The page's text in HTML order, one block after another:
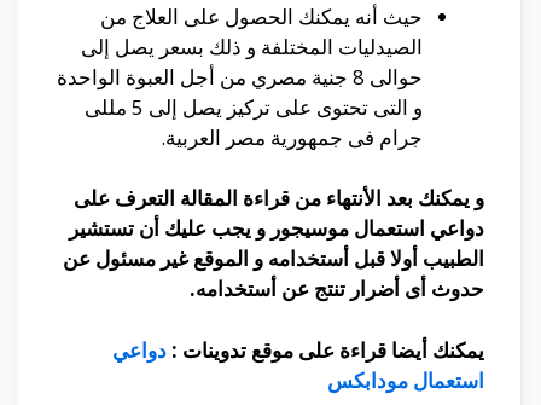
حيث أنه يمكنك الحصول على العلاج من
الصيدليات المختلفة و ذلك بسعر يصل إلى
حوالى 8 جنية مصري من أجل العبوة الواحدة
و التى تحتوى على تركيز يصل إلى 5 مللى
جرام فى جمهورية مصر العربية.
و يمكنك بعد الأنتهاء من قراءة المقالة التعرف على
دواعي استعمال موسيجور و يجب عليك أن تستشير
الطبيب أولا قبل أستخدامه و الموقع غير مسئول عن
حدوث أى أضرار تنتج عن أستخدامه.
يمكنك أيضا قراءة على موقع تدوينات : دواعي
استعمال مودابكس